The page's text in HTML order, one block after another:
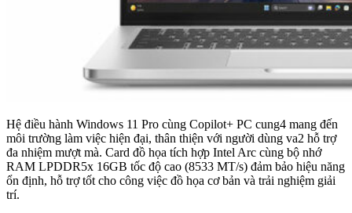
Hệ điều hành Windows 11 Pro cùng Copilot+ PC cung4 mang đến
môi trường làm việc hiện đại, thân thiện với người dùng va2 hỗ trợ
đa nhiệm mượt mà. Card đồ họa tích hợp Intel Arc cùng bộ nhớ
RAM LPDDR5x 16GB tốc độ cao (8533 MT/s) đảm bảo hiệu năng
ổn định, hỗ trợ tốt cho công việc đồ họa cơ bản và trải nghiệm giải
trí.